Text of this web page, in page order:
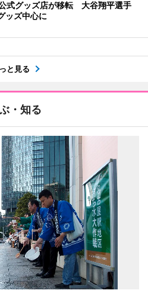
式グッズ店が移転 大谷翔平選手
ッズ中心に
と見る
・知る